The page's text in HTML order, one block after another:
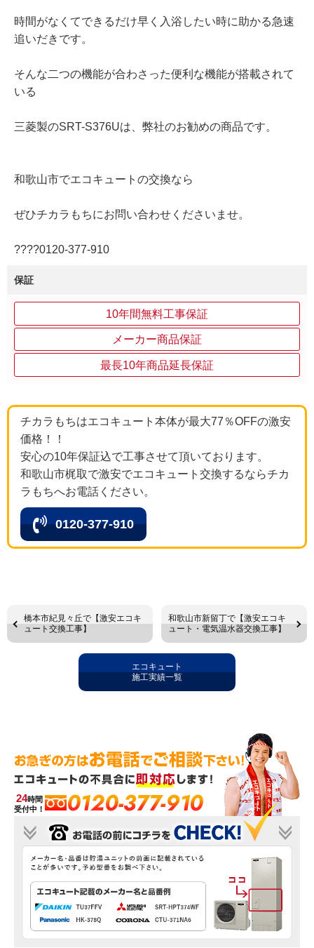
時間がなくてできるだけ早く入浴したい時に助かる急速
追いだきです。
そんな二つの機能が合わさった便利な機能が搭載されて
いる
三菱製のSRT-S376Uは、弊社のお勧めの商品です。
和歌山市でエコキュートの交換なら
ぜひチカラもちにお問い合わせくださいませ。
????0120‐377‐910
保証
10年間無料工事保証
メーカー商品保証
最長10年商品延長保証
チカラもちはエコキュート本体が最大77％OFFの激安
価格！！
安心の10年保証込で工事させて頂いております。
和歌山市梶取で激安でエコキュート交換するならチカ
ラもちへお電話ください。
0120-377-910
橋本市紀見々丘で【激安エコキ
ュート交換工事】
和歌山市新留丁で【激安エコキ
ュート・電気温水器交換工事】
エコキュート
施工実績一覧
24時間
受付中！
0120-377-910